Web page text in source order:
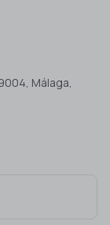
Málaga,